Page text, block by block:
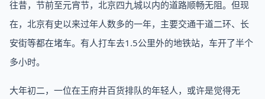
往昔，节前至元宵节，北京四九城以内的道路顺畅无阻。但现
在，北京有史以来过年人数多的一年，主要交通干道二环、长
安街等都在堵车。有人打车去1.5公里外的地铁站，车开了半个
多小时。
大年初二，一位在王府井百货排队的年轻人，或许是觉得无